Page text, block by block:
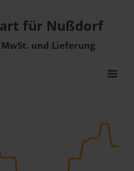
für Nußdorf
und Lieferung